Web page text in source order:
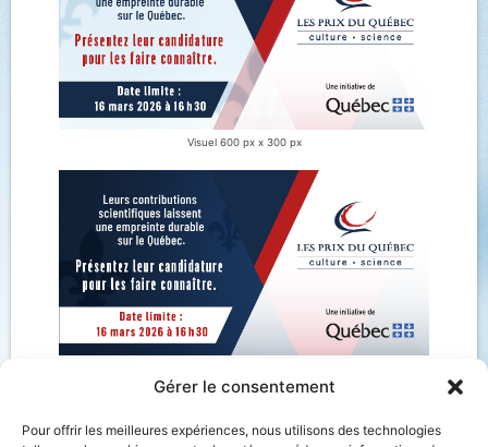
Gérer le consentement
Pour offrir les meilleures expériences, nous utilisons des technologies
Visuel 600 px x 300 px